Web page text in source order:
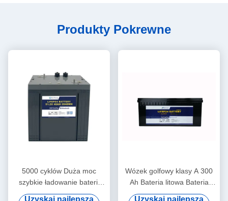
Produkty Pokrewne
5000 cyklów Duża moc
szybkie ładowanie baterii
litowo-jonowej 48V40Ah dla
Uzyskaj najlepszą
Wózek golfowy klasy A 300
Ah Bateria litowa Bateria
akumulatorowa EV 12v
Uzyskaj najlepszą